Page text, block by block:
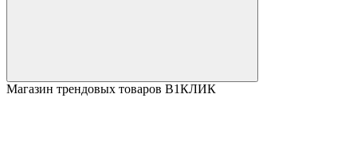
Магазин трендовых товаров В1КЛИК